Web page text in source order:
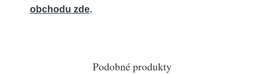
obchodu zde.
Podobné produkty